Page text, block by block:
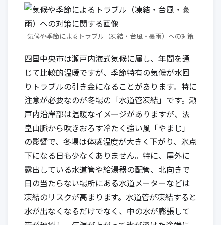
気候や季節によるトラブル（凍結・台風・豪雨）への対策
四国中央市は瀬戸内海式気候に属し、年間を通
じて比較的温暖ですが、季節特有の気候が水回
りトラブルの引き金になることがあります。特に
注意が必要なのが冬場の「水道管凍結」です。瀬
戸内沿岸部は温暖なイメージがありますが、法
皇山脈から吹きおろす冷たく強い風「やまじ」
の影響で、冬場は体感温度が大きく下がり、氷点
下になる日も少なくありません。特に、屋外に
露出している水道管や給湯器の配管、北向きで
日の当たらない場所にある水道メーターなどは
凍結のリスクが高まります。水道管が凍結すると
水が出なくなるだけでなく、中の水が膨張して